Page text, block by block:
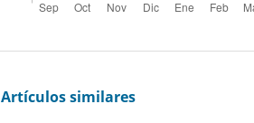
Artículos similares